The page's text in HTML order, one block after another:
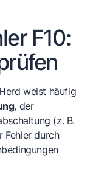
F10:
weist häufig
, der
(z. B.
Fehler durch